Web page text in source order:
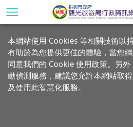
到
首頁 行政公告 新訊轉知
轉知本府原住民族行政局
年原住民族語詩歌比賽暨
本網站使用 Cookies 等相關技術以
有助於為您提供更佳的體驗，當您
同意我們的 Cookie 使用政策。另
動偵測服務，建議您允許本網站取
及使用此智慧化服務。